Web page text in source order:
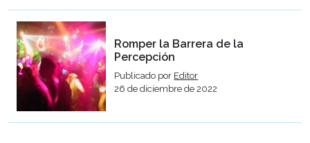
Romper la Barrera de la
Percepción
Publicado por Editor
26 de diciembre de 2022